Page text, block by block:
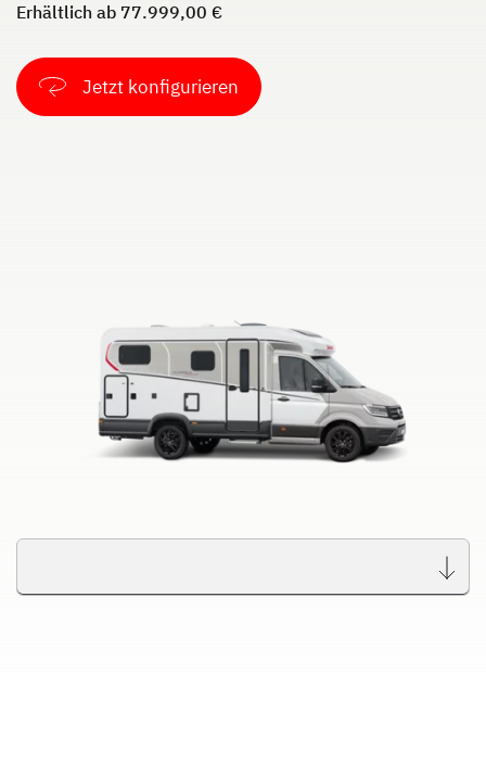
ALPA
Integriert & Alkoven
Camper Vans
Dethleffs Original Zubehör
Dethleffs Versprechen
Reiselust
Erhältlich ab 77.999,00 €
Jetzt konfigurieren